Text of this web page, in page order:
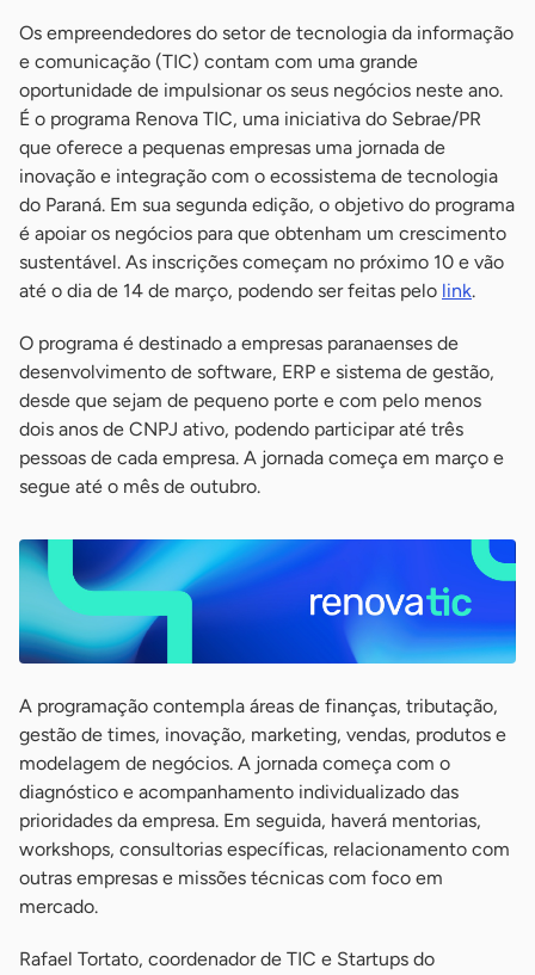
Os empreendedores do setor de tecnologia da informação
e comunicação (TIC) contam com uma grande
oportunidade de impulsionar os seus negócios neste ano.
É o programa Renova TIC, uma iniciativa do Sebrae/PR
que oferece a pequenas empresas uma jornada de
inovação e integração com o ecossistema de tecnologia
do Paraná. Em sua segunda edição, o objetivo do programa
é apoiar os negócios para que obtenham um crescimento
sustentável. As inscrições começam no próximo 10 e vão
até o dia de 14 de março, podendo ser feitas pelo link.
O programa é destinado a empresas paranaenses de
desenvolvimento de software, ERP e sistema de gestão,
desde que sejam de pequeno porte e com pelo menos
dois anos de CNPJ ativo, podendo participar até três
pessoas de cada empresa. A jornada começa em março e
segue até o mês de outubro.
A programação contempla áreas de finanças, tributação,
gestão de times, inovação, marketing, vendas, produtos e
modelagem de negócios. A jornada começa com o
diagnóstico e acompanhamento individualizado das
prioridades da empresa. Em seguida, haverá mentorias,
workshops, consultorias específicas, relacionamento com
outras empresas e missões técnicas com foco em
mercado.
Rafael Tortato, coordenador de TIC e Startups do